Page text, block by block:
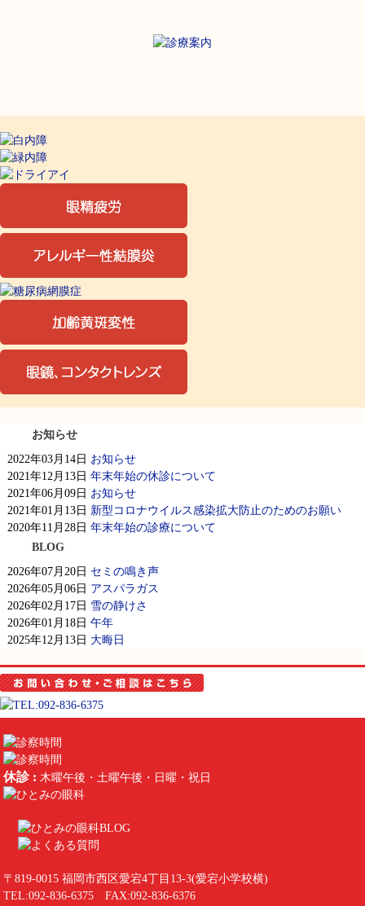
お知らせ
2022年03月14日 お知らせ
2021年12月13日 年末年始の休診について
2021年06月09日 お知らせ
2021年01月13日 新型コロナウイルス感染拡大防止のためのお願い
2020年11月28日 年末年始の診療について
BLOG
2026年07月20日 セミの鳴き声
2026年05月06日 アスパラガス
2026年02月17日 雪の静けさ
2026年01月18日 午年
2025年12月13日 大晦日
休診 : 木曜午後・土曜午後・日曜・祝日
〒819-0015 福岡市西区愛宕4丁目13-3(愛宕小学校横)
TEL:092-836-6375 FAX:092-836-6376